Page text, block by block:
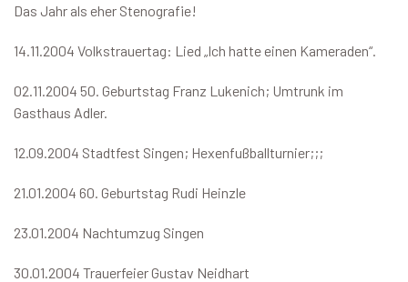
Das Jahr als eher Stenografie!
14.11.2004 Volkstrauertag: Lied „Ich hatte einen Kameraden“.
02.11.2004 50. Geburtstag Franz Lukenich; Umtrunk im
Gasthaus Adler.
12.09.2004 Stadtfest Singen; Hexenfußballturnier;;;
21.01.2004 60. Geburtstag Rudi Heinzle
23.01.2004 Nachtumzug Singen
30.01.2004 Trauerfeier Gustav Neidhart